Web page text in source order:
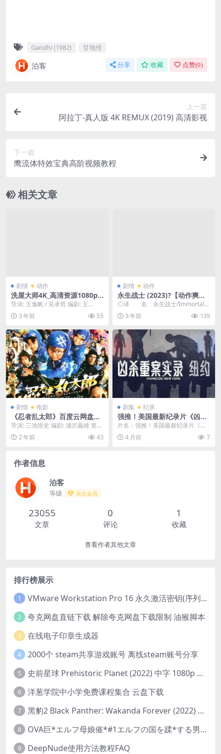
Gandhi (1982) 甘地传
泊客 分享 收藏 点赞(0)
上一篇
阿拉丁-真人版 4K REMUX (2019) 高清影视
下一篇
鹰流体特效宝典高阶视频教程
相关文章
剧情 动作
洗屋大师4K_高清资源1080p
只分享精品????
导演: 王逸帆 / 吴承哲 编剧: 王
康 / 王逸帆 / 李放 主演: 于翔 /...
3 年前 55
剧情 动作
永生战士 (2023)?【动作爽
片】?只选精品??????
◎译 名 永生战士/Immortal
◎片 名 Sisu ◎年 代 20
2... 3 年前 139
剧情 电影
《忍者乱太郎》百度云网盘阿
里下载[MP4/mkv]日语中字
（2011）
导演: 三池崇史 编剧: 浦沢義雄 资源
下载：忍者乱太郎下载阿里云盘,百
度云盘,...
2 年前 43
剧集 纪录
强推！美国最新纪录片《凶杀
重案实录：纽约 第二季》202
6全集中文字幕
片名：强推！美国最新纪录片《凶
杀重案实录：纽约 第二季》2026全
集中文字幕 分...
4 月前 7
作者信息
泊客
等级 永久会员
23055
文章
0
评论
1
收藏
查看作者其他文章
排行榜展示
1 VMware Workstation Pro 16 永久激活密钥(序列号)
2 夸克网盘直链下载 解除夸克网盘下载限制 油猴脚本
3 在线电子印章生成器
4 2000个 steam共享游戏账号 离线steam账号分享
5 史前星球 Prehistoric Planet (2022) 中字 1080p 高清 阿里云盘 2022.5.27已更新全集
6 洋葱学院中小学免费课程集合 云盘下载
7 黑豹2 Black Panther: Wakanda Forever (2022) 高清版
8 OVA巨*エルフ母娘催*#1エルフの国を蹂*する男。汚された女王と姫
9 DeepNude使用方法教程FAQ